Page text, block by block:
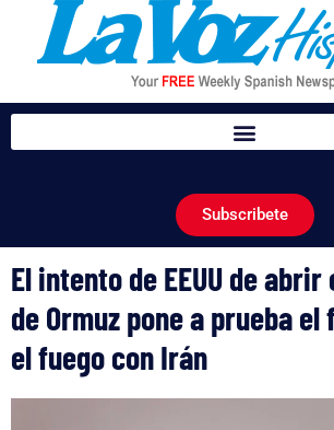
Subscribete
El intento de EEUU de
de Ormuz pone a prueba
el fuego con Irán